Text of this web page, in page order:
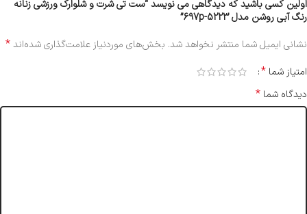
اولین کسی باشید که دیدگاهی می نویسد “ست تی شرت و شلوارک ورزشی زنانه
رنگ آبی روشن مدل 5223-697p”
نشانی ایمیل شما منتشر نخواهد شد. بخش‌های موردنیاز علامت‌گذاری شده‌اند*
امتیاز شما *
دیدگاه شما *